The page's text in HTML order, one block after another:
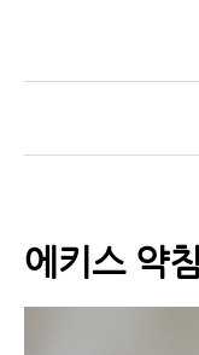
식 찾으
- 척추협
- 척추협
하는 5
에키스 약침